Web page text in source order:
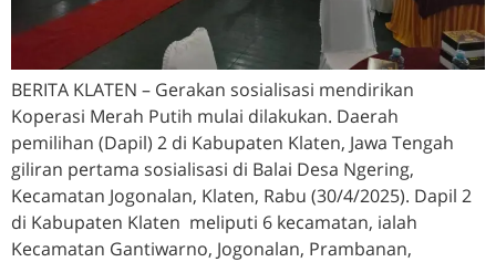
BERITA KLATEN – Gerakan sosialisasi mendirikan
Koperasi Merah Putih mulai dilakukan. Daerah
pemilihan (Dapil) 2 di Kabupaten Klaten, Jawa Tengah
giliran pertama sosialisasi di Balai Desa Ngering,
Kecamatan Jogonalan, Klaten, Rabu (30/4/2025). Dapil 2
di Kabupaten Klaten meliputi 6 kecamatan, ialah
Kecamatan Gantiwarno, Jogonalan, Prambanan,